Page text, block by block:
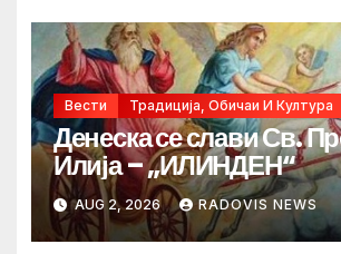
Вести Традиција, Обичаи И Култура
Денеска се слави Св.
Илија – „ИЛИНДЕН“
AUG 2, 2026 RADOVIS NEWS